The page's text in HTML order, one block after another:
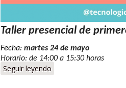
Taller presencial de
Fecha: martes 24 de mayo
Horario: de 14:00 a 15:30 horas
Seguir leyendo